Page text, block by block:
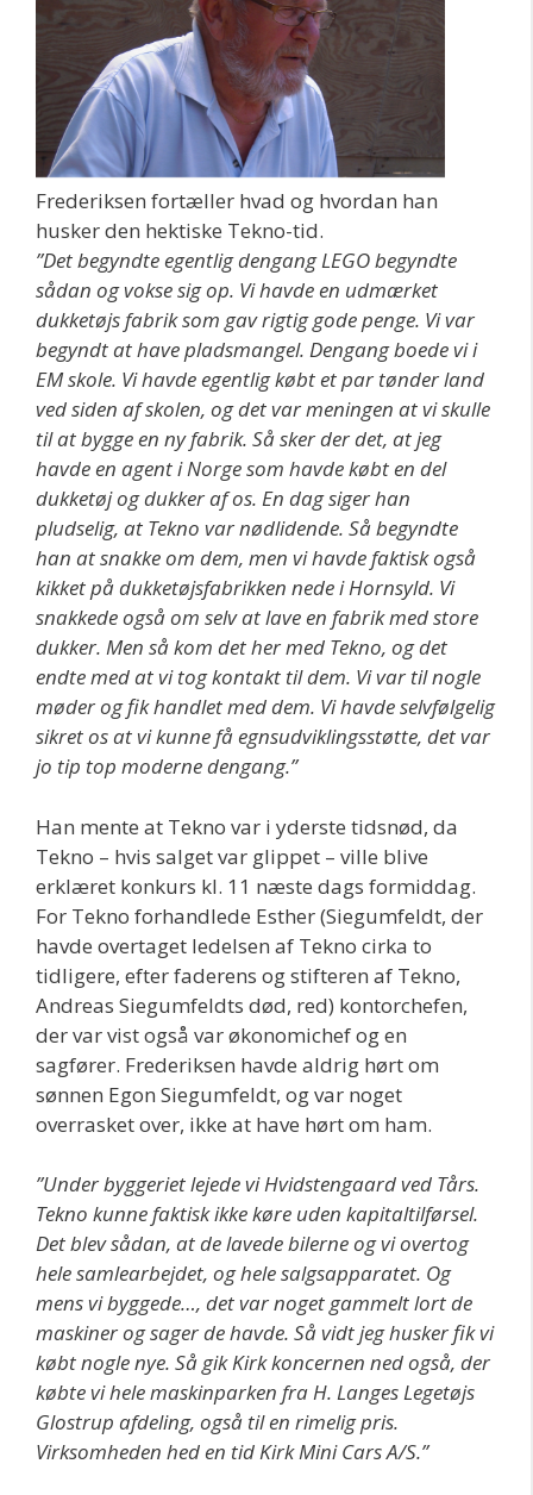
Frederiksen fortæller hvad og hvordan han
husker den hektiske Tekno-tid.
”Det begyndte egentlig dengang LEGO begyndte
sådan og vokse sig op. Vi havde en udmærket
dukketøjs fabrik som gav rigtig gode penge. Vi var
begyndt at have pladsmangel. Dengang boede vi i
EM skole. Vi havde egentlig købt et par tønder land
ved siden af skolen, og det var meningen at vi skulle
til at bygge en ny fabrik. Så sker der det, at jeg
havde en agent i Norge som havde købt en del
dukketøj og dukker af os. En dag siger han
pludselig, at Tekno var nødlidende. Så begyndte
han at snakke om dem, men vi havde faktisk også
kikket på dukketøjsfabrikken nede i Hornsyld. Vi
snakkede også om selv at lave en fabrik med store
dukker. Men så kom det her med Tekno, og det
endte med at vi tog kontakt til dem. Vi var til nogle
møder og fik handlet med dem. Vi havde selvfølgelig
sikret os at vi kunne få egnsudviklingsstøtte, det var
jo tip top moderne dengang.”
Han mente at Tekno var i yderste tidsnød, da
Tekno – hvis salget var glippet – ville blive
erklæret konkurs kl. 11 næste dags formiddag.
For Tekno forhandlede Esther (Siegumfeldt, der
havde overtaget ledelsen af Tekno cirka to
tidligere, efter faderens og stifteren af Tekno,
Andreas Siegumfeldts død, red) kontorchefen,
der var vist også var økonomichef og en
sagfører. Frederiksen havde aldrig hørt om
sønnen Egon Siegumfeldt, og var noget
overrasket over, ikke at have hørt om ham.
”Under byggeriet lejede vi Hvidstengaard ved Tårs.
Tekno kunne faktisk ikke køre uden kapitaltilførsel.
Det blev sådan, at de lavede bilerne og vi overtog
hele samlearbejdet, og hele salgsapparatet. Og
mens vi byggede…, det var noget gammelt lort de
maskiner og sager de havde. Så vidt jeg husker fik vi
købt nogle nye. Så gik Kirk koncernen ned også, der
købte vi hele maskinparken fra H. Langes Legetøjs
Glostrup afdeling, også til en rimelig pris.
Virksomheden hed en tid Kirk Mini Cars A/S.”